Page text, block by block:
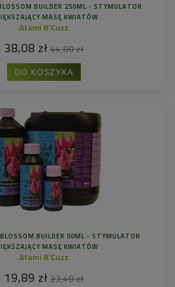
BUILDER 250ML - STYMULATOR
MASĘ KWIATÓW
Atami B'Cuzz
38,08 zł 44,80 zł
DO KOSZYKA
BUILDER 50ML - STYMULATOR
MASĘ KWIATÓW
Atami B'Cuzz
19,89 zł 23,40 zł